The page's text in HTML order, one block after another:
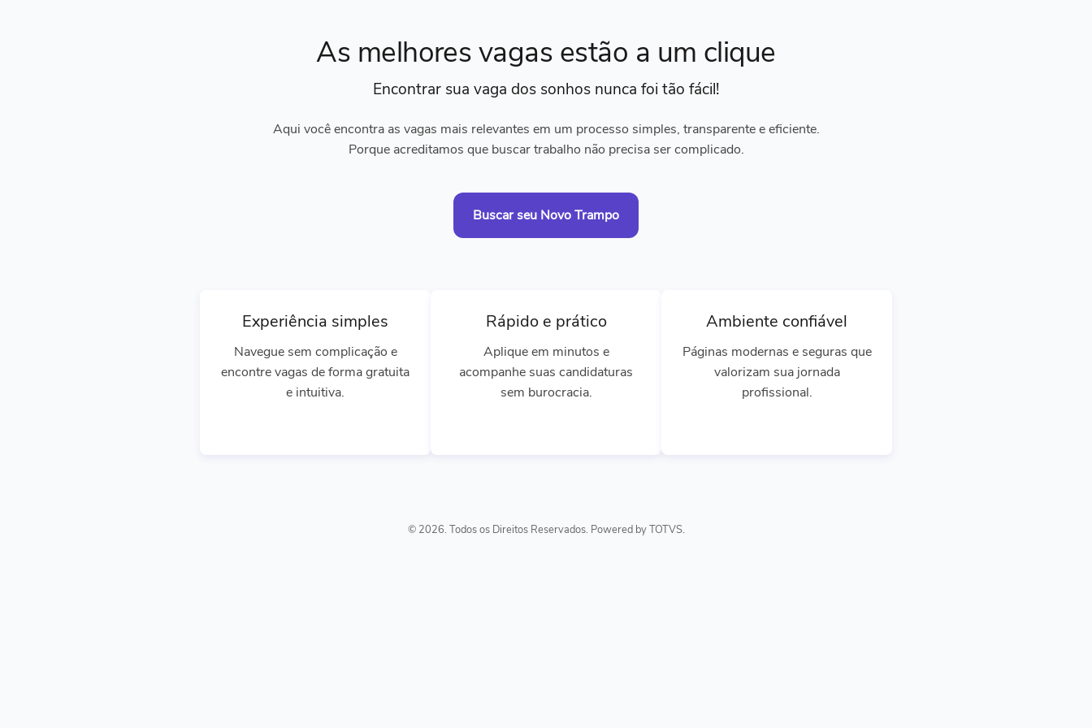
As melhores vagas estão a um clique
Encontrar sua vaga dos sonhos nunca foi tão fácil!
Aqui você encontra as vagas mais relevantes em um processo simples, transparente e eficiente.
Porque acreditamos que buscar trabalho não precisa ser complicado.
Buscar seu Novo Trampo
Experiência simples
Navegue sem complicação e
encontre vagas de forma gratuita
e intuitiva.
Rápido e prático
Aplique em minutos e
acompanhe suas candidaturas
sem burocracia.
Ambiente confiável
Páginas modernas e seguras que
valorizam sua jornada
profissional.
© 2026. Todos os Direitos Reservados. Powered by TOTVS.